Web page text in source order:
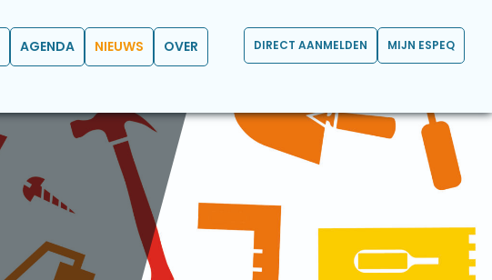
AGENDA NIEUWS OVER DIRECT AANMELDEN MIJN ESPEQ